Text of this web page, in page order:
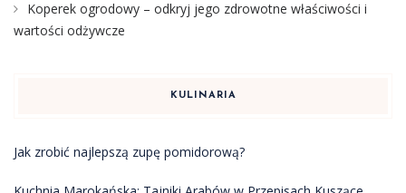
Koperek ogrodowy – odkryj jego zdrowotne właściwości i
wartości odżywcze
KULINARIA
Jak zrobić najlepszą zupę pomidorową?